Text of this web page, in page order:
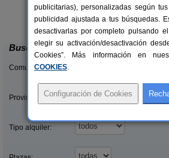
La Casona de Támara
Támara de Campos (Palencia)
Buscar
Comunidades:
Provincias/Islas:
Tipo alquiler:
publicitarias), personalizadas según
publicidad ajustada a tus búsquedas.
desactivarlas por completo pulsando
elegir su activación/desactivación
Cookies”. Más información en
COOKIES.